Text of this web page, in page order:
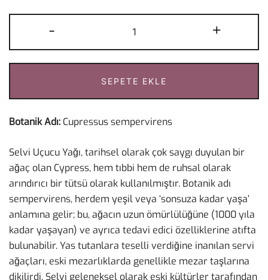
-
Uçucu
Yağı
5
ml
adet
+
SEPETE EKLE
Botanik Adı: Cupressus sempervirens
Selvi Uçucu Yağı, tarihsel olarak çok saygı duyulan bir
ağaç olan Cypress, hem tıbbi hem de ruhsal olarak
arındırıcı bir tütsü olarak kullanılmıştır. Botanik adı
sempervirens, herdem yeşil veya ‘sonsuza kadar yaşa’
anlamına gelir; bu, ağacın uzun ömürlülüğüne (1000 yıla
kadar yaşayan) ve ayrıca tedavi edici özelliklerine atıfta
bulunabilir. Yas tutanlara teselli verdiğine inanılan servi
ağaçları, eski mezarlıklarda genellikle mezar taşlarına
dikilirdi. Selvi geleneksel olarak eski kültürler tarafından